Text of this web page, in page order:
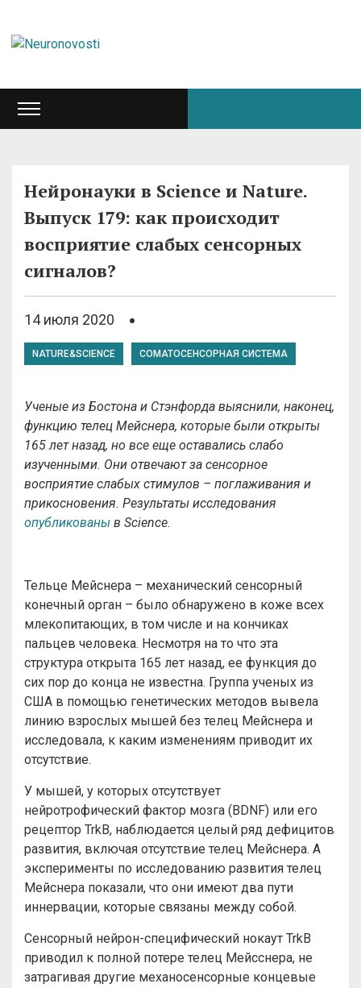
Нейронауки в Science и Nature.
Выпуск 179: как происходит
восприятие слабых сенсорных
сигналов?
14 июля 2020
NATURE&SCIENCE СОМАТОСЕНСОРНАЯ СИСТЕМА
Ученые из Бостона и Стэнфорда выяснили, наконец,
функцию телец Мейснера, которые были открыты
165 лет назад, но все еще оставались слабо
изученными. Они отвечают за сенсорное
восприятие слабых стимулов – поглаживания и
прикосновения. Результаты исследования
опубликованы в Science.
Тельце Мейснера – механический сенсорный
конечный орган – было обнаружено в коже всех
млекопитающих, в том числе и на кончиках
пальцев человека. Несмотря на то что эта
структура открыта 165 лет назад, ее функция до
сих пор до конца не известна. Группа ученых из
США в помощью генетических методов вывела
линию взрослых мышей без телец Мейснера и
исследовала, к каким изменениям приводит их
отсутствие.
У мышей, у которых отсутствует
нейротрофический фактор мозга (BDNF) или его
рецептор TrkB, наблюдается целый ряд дефицитов
развития, включая отсутствие телец Мейснера. А
эксперименты по исследованию развития телец
Мейснера показали, что они имеют два пути
иннервации, которые связаны между собой.
Сенсорный нейрон-специфический нокаут TrkB
приводил к полной потере телец Мейсснера, не
затрагивая другие механосенсорные концевые